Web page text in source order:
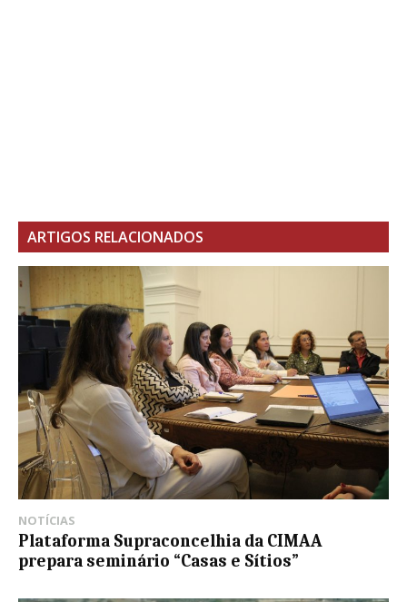
ARTIGOS RELACIONADOS
NOTÍCIAS
Plataforma Supraconcelhia da CIMAA
prepara seminário “Casas e Sítios”